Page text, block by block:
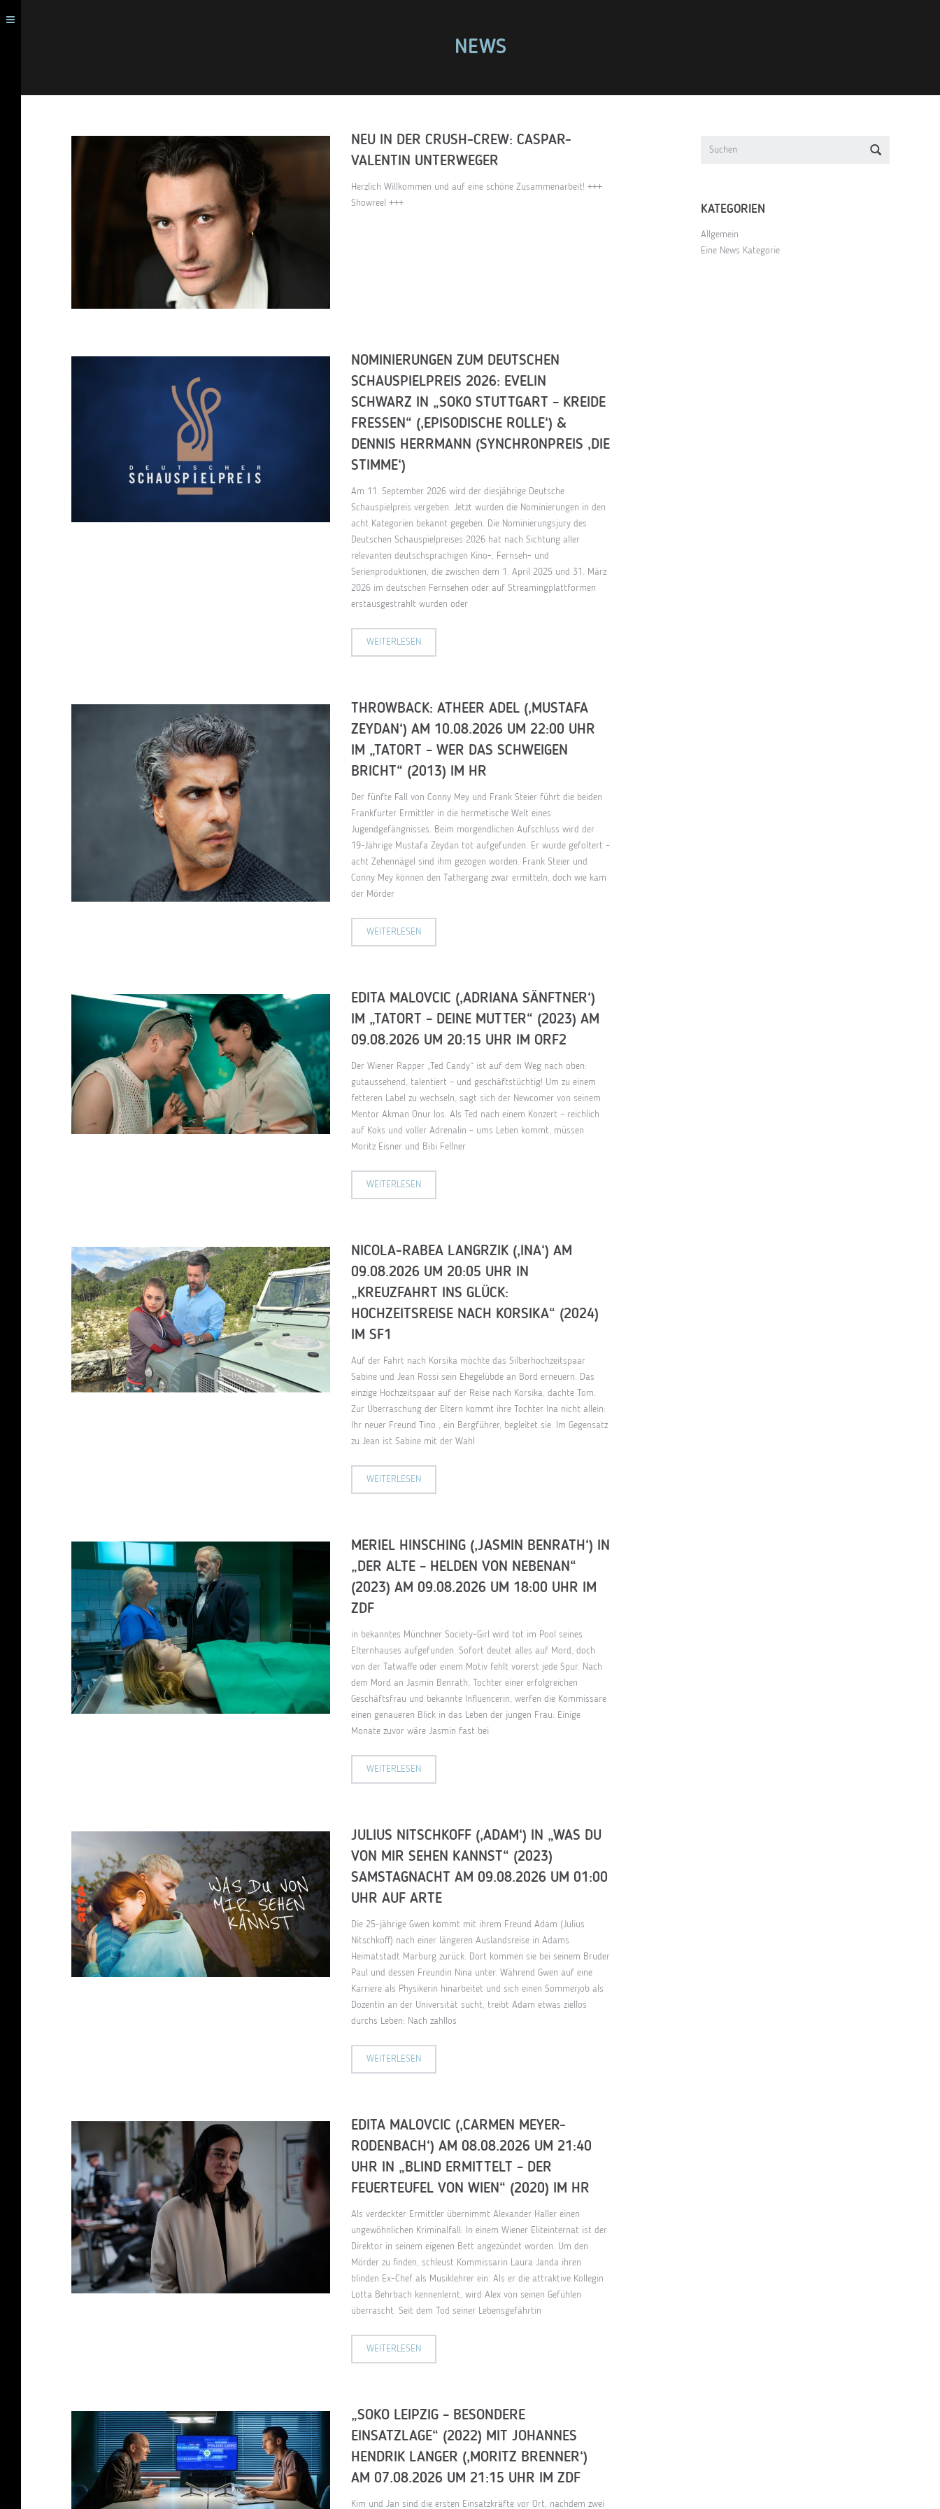
NEWS
NEU IN DER CRUSH-CREW: CASPAR-
VALENTIN UNTERWEGER
Herzlich Willkommen und auf eine schöne Zusammenarbeit! +++
Showreel +++
NOMINIERUNGEN ZUM DEUTSCHEN
SCHAUSPIELPREIS 2026: EVELIN
SCHWARZ IN „SOKO STUTTGART – KREIDE
FRESSEN“ (‚EPISODISCHE ROLLE‘) &
DENNIS HERRMANN (SYNCHRONPREIS ‚DIE
STIMME‘)
Am 11. September 2026 wird der diesjährige Deutsche
Schauspielpreis vergeben. Jetzt wurden die Nominierungen in den
acht Kategorien bekannt gegeben. Die Nominierungsjury des
Deutschen Schauspielpreises 2026 hat nach Sichtung aller
relevanten deutschsprachigen Kino-, Fernseh- und
Serienproduktionen, die zwischen dem 1. April 2025 und 31. März
2026 im deutschen Fernsehen oder auf Streamingplattformen
erstausgestrahlt wurden oder
WEITERLESEN
THROWBACK: ATHEER ADEL (‚MUSTAFA
ZEYDAN‘) AM 10.08.2026 UM 22:00 UHR
IM „TATORT – WER DAS SCHWEIGEN
BRICHT“ (2013) IM HR
Der fünfte Fall von Conny Mey und Frank Steier führt die beiden
Frankfurter Ermittler in die hermetische Welt eines
Jugendgefängnisses. Beim morgendlichen Aufschluss wird der
19-Jährige Mustafa Zeydan tot aufgefunden. Er wurde gefoltert –
acht Zehennägel sind ihm gezogen worden. Frank Steier und
Conny Mey können den Tathergang zwar ermitteln, doch wie kam
der Mörder
WEITERLESEN
EDITA MALOVCIC (‚ADRIANA SÄNFTNER‘)
IM „TATORT – DEINE MUTTER“ (2023) AM
09.08.2026 UM 20:15 UHR IM ORF2
Der Wiener Rapper „Ted Candy“ ist auf dem Weg nach oben:
gutaussehend, talentiert – und geschäftstüchtig! Um zu einem
fetteren Label zu wechseln, sagt sich der Newcomer von seinem
Mentor Akman Onur los. Als Ted nach einem Konzert – reichlich
auf Koks und voller Adrenalin – ums Leben kommt, müssen
Moritz Eisner und Bibi Fellner
WEITERLESEN
NICOLA-RABEA LANGRZIK (‚INA‘) AM
09.08.2026 UM 20:05 UHR IN
„KREUZFAHRT INS GLÜCK:
HOCHZEITSREISE NACH KORSIKA“ (2024)
IM SF1
Auf der Fahrt nach Korsika möchte das Silberhochzeitspaar
Sabine und Jean Rossi sein Ehegelübde an Bord erneuern. Das
einzige Hochzeitspaar auf der Reise nach Korsika, dachte Tom.
Zur Überraschung der Eltern kommt ihre Tochter Ina nicht allein:
Ihr neuer Freund Tino , ein Bergführer, begleitet sie. Im Gegensatz
zu Jean ist Sabine mit der Wahl
WEITERLESEN
MERIEL HINSCHING (‚JASMIN BENRATH‘) IN
„DER ALTE – HELDEN VON NEBENAN“
(2023) AM 09.08.2026 UM 18:00 UHR IM
ZDF
in bekanntes Münchner Society-Girl wird tot im Pool seines
Elternhauses aufgefunden. Sofort deutet alles auf Mord, doch
von der Tatwaffe oder einem Motiv fehlt vorerst jede Spur. Nach
dem Mord an Jasmin Benrath, Tochter einer erfolgreichen
Geschäftsfrau und bekannte Influencerin, werfen die Kommissare
einen genaueren Blick in das Leben der jungen Frau. Einige
Monate zuvor wäre Jasmin fast bei
WEITERLESEN
JULIUS NITSCHKOFF (‚ADAM‘) IN „WAS DU
VON MIR SEHEN KANNST“ (2023)
SAMSTAGNACHT AM 09.08.2026 UM 01:00
UHR AUF ARTE
Die 25-jährige Gwen kommt mit ihrem Freund Adam (Julius
Nitschkoff) nach einer längeren Auslandsreise in Adams
Heimatstadt Marburg zurück. Dort kommen sie bei seinem Bruder
Paul und dessen Freundin Nina unter. Während Gwen auf eine
Karriere als Physikerin hinarbeitet und sich einen Sommerjob als
Dozentin an der Universität sucht, treibt Adam etwas ziellos
durchs Leben: Nach zahllos
WEITERLESEN
EDITA MALOVCIC (‚CARMEN MEYER-
RODENBACH‘) AM 08.08.2026 UM 21:40
UHR IN „BLIND ERMITTELT – DER
FEUERTEUFEL VON WIEN“ (2020) IM HR
Als verdeckter Ermittler übernimmt Alexander Haller einen
ungewöhnlichen Kriminalfall: In einem Wiener Eliteinternat ist der
Direktor in seinem eigenen Bett angezündet worden. Um den
Mörder zu finden, schleust Kommissarin Laura Janda ihren
blinden Ex-Chef als Musiklehrer ein. Als er die attraktive Kollegin
Lotta Behrbach kennenlernt, wird Alex von seinen Gefühlen
überrascht. Seit dem Tod seiner Lebensgefährtin
WEITERLESEN
„SOKO LEIPZIG – BESONDERE
EINSATZLAGE“ (2022) MIT JOHANNES
HENDRIK LANGER (‚MORITZ BRENNER‘)
AM 07.08.2026 UM 21:15 UHR IM ZDF
Kim und Jan sind die ersten Einsatzkräfte vor Ort, nachdem zwei
KATEGORIEN
Allgemein
Eine News Kategorie